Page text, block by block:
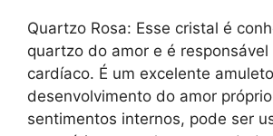
Quartzo Rosa: Esse cristal é
quartzo do amor e é responsável
cardíaco. É um excelente
desenvolvimento do amor
sentimentos internos, pode ser